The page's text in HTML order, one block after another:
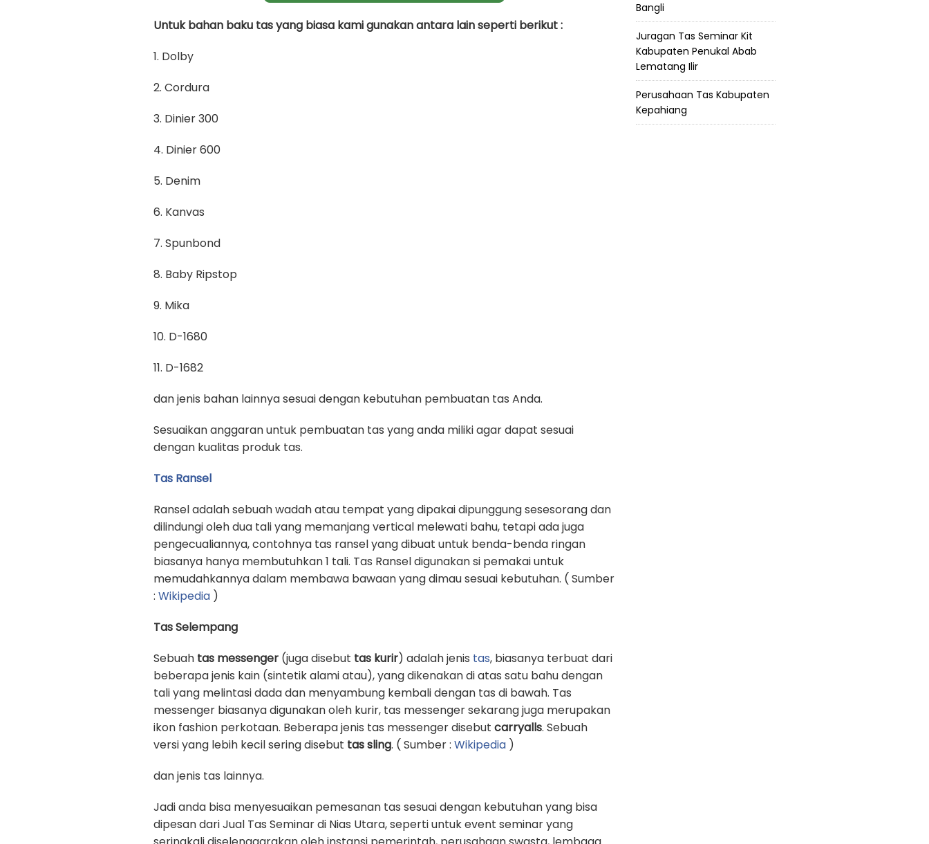
Untuk bahan baku tas yang biasa kami gunakan antara lain seperti berikut :
1. Dolby
2. Cordura
3. Dinier 300
4. Dinier 600
5. Denim
6. Kanvas
7. Spunbond
8. Baby Ripstop
9. Mika
10. D-1680
11. D-1682
dan jenis bahan lainnya sesuai dengan kebutuhan pembuatan tas Anda.
Sesuaikan anggaran untuk pembuatan tas yang anda miliki agar dapat sesuai
dengan kualitas produk tas.
Tas Ransel
Ransel adalah sebuah wadah atau tempat yang dipakai dipunggung sesesorang dan
dilindungi oleh dua tali yang memanjang vertical melewati bahu, tetapi ada juga
pengecualiannya, contohnya tas ransel yang dibuat untuk benda-benda ringan
biasanya hanya membutuhkan 1 tali. Tas Ransel digunakan si pemakai untuk
memudahkannya dalam membawa bawaan yang dimau sesuai kebutuhan. ( Sumber
: Wikipedia )
Tas Selempang
Sebuah tas messenger (juga disebut tas kurir) adalah jenis tas, biasanya terbuat dari
beberapa jenis kain (sintetik alami atau), yang dikenakan di atas satu bahu dengan
tali yang melintasi dada dan menyambung kembali dengan tas di bawah. Tas
messenger biasanya digunakan oleh kurir, tas messenger sekarang juga merupakan
ikon fashion perkotaan. Beberapa jenis tas messenger disebut carryalls. Sebuah
versi yang lebih kecil sering disebut tas sling. ( Sumber : Wikipedia )
dan jenis tas lainnya.
Jadi anda bisa menyesuaikan pemesanan tas sesuai dengan kebutuhan yang bisa
dipesan dari Jual Tas Seminar di Nias Utara, seperti untuk event seminar yang
Bangli
Juragan Tas Seminar Kit
Kabupaten Penukal Abab
Lematang Ilir
Perusahaan Tas Kabupaten
Kepahiang